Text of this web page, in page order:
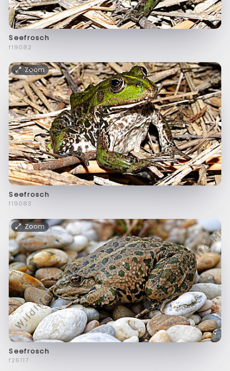
Seefrosch
f19082
Zoom
Seefrosch
f19083
Zoom
Seefrosch
f26117